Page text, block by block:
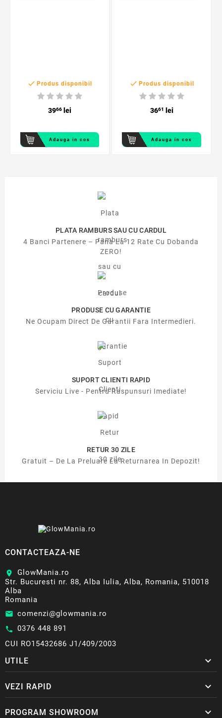
 Produs disponibil
3966lei
Adauga in cos
 Produs disponibil
3661 lei
Adauga in cos
PLATA RAMBURS SAU CU CARDUL
4 Banci Partenere – Pana La 12 Rate Cu Dobanda
ZERO!
PRODUSE CU GARANTIE
Ne Ocupam Direct De Garantii Fara Intermedieri.
SUPORT CLIENTI RAPID
Serviciu Live - Pentru Raspunsuri Imediate!
RETUR 30 ZILE
Gratuit – De La Preluare La Returnarea In Depozit!
CONTACTEAZA-NE
location_on
GlowMania.ro
Str. Bucuresti nr. 88, Alba Iulia, Alba, Romania, 510018
Alba
Romania
email comenzi@glowmania.ro
call 0376 448 891
CUI RO15432686 J1/409/2003
UTILE 
VEZI RAPID 
PROGRAM SHOWROOM 